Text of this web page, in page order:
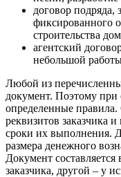
договор подряда,
фиксированного
строительства
агентский
небольшой
Любой из
документ. Поэтому
определенные правила.
реквизитов заказчика
сроки их выполнения.
размера денежного
Документ составляется
заказчика, другой – у